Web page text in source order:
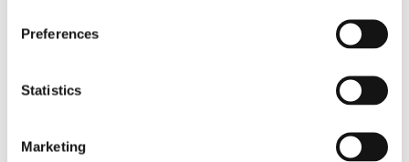
Preferences
Statistics
Marketing
2-3 friss barack